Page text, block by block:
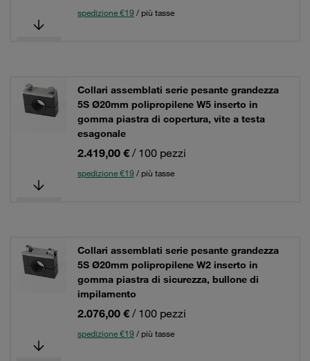
spedizione €19 / più tasse
Collari assemblati serie pesante grandezza
5S Ø20mm polipropilene W5 inserto in
gomma piastra di copertura, vite a testa
esagonale
2.419,00 € / 100 pezzi
spedizione €19 / più tasse
Collari assemblati serie pesante grandezza
5S Ø20mm polipropilene W2 inserto in
gomma piastra di sicurezza, bullone di
impilamento
2.076,00 € / 100 pezzi
spedizione €19 / più tasse